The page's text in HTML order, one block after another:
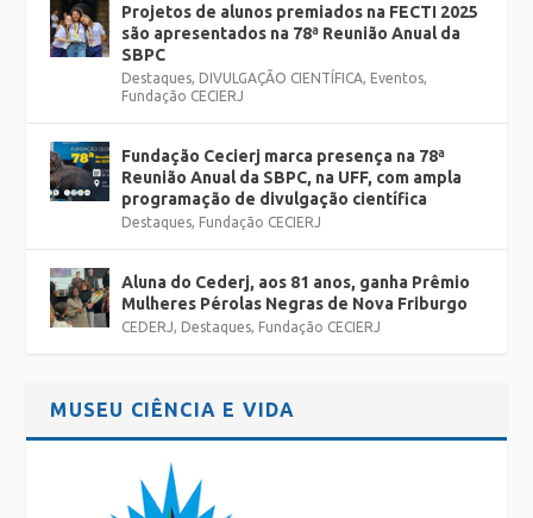
Projetos de alunos premiados na FECTI 2025
são apresentados na 78ª Reunião Anual da
SBPC
Destaques DIVULGAÇÃO CIENTÍFICA Eventos
Fundação CECIERJ
Fundação Cecierj marca presença na 78ª
Reunião Anual da SBPC, na UFF, com ampla
programação de divulgação científica
Destaques Fundação CECIERJ
Aluna do Cederj, aos 81 anos, ganha Prêmio
Mulheres Pérolas Negras de Nova Friburgo
CEDERJ Destaques Fundação CECIERJ
MUSEU CIÊNCIA E VIDA